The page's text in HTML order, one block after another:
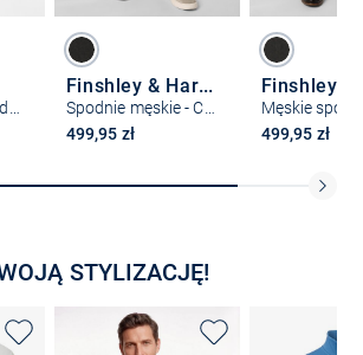
Finshley & Harding
499,95 zł
499,95 zł
STYLIZACJĘ!